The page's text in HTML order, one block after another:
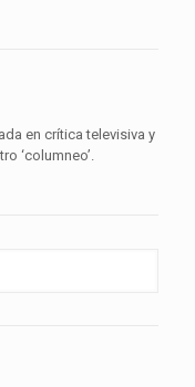
en crítica televisiva y
‘columneo’.